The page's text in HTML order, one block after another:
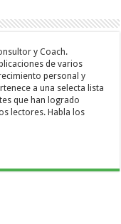
y Coach.
de varios
personal y
a una selecta lista
que han logrado
lectores. Habla los